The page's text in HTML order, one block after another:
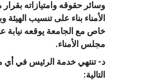
وسائر حقوقه وامتيازاته
الأمناء بناء على تنسيب
خاص مع الجامعة يوقعه نيابة
مجلس الأمناء.
د- تنتهي خدمة الرئيس في أي
التالية: